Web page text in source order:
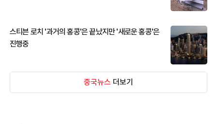
스티븐 로치 '과거의 홍콩'은 끝났지만 '새로운 홍콩'은
진행중
중국뉴스 더보기